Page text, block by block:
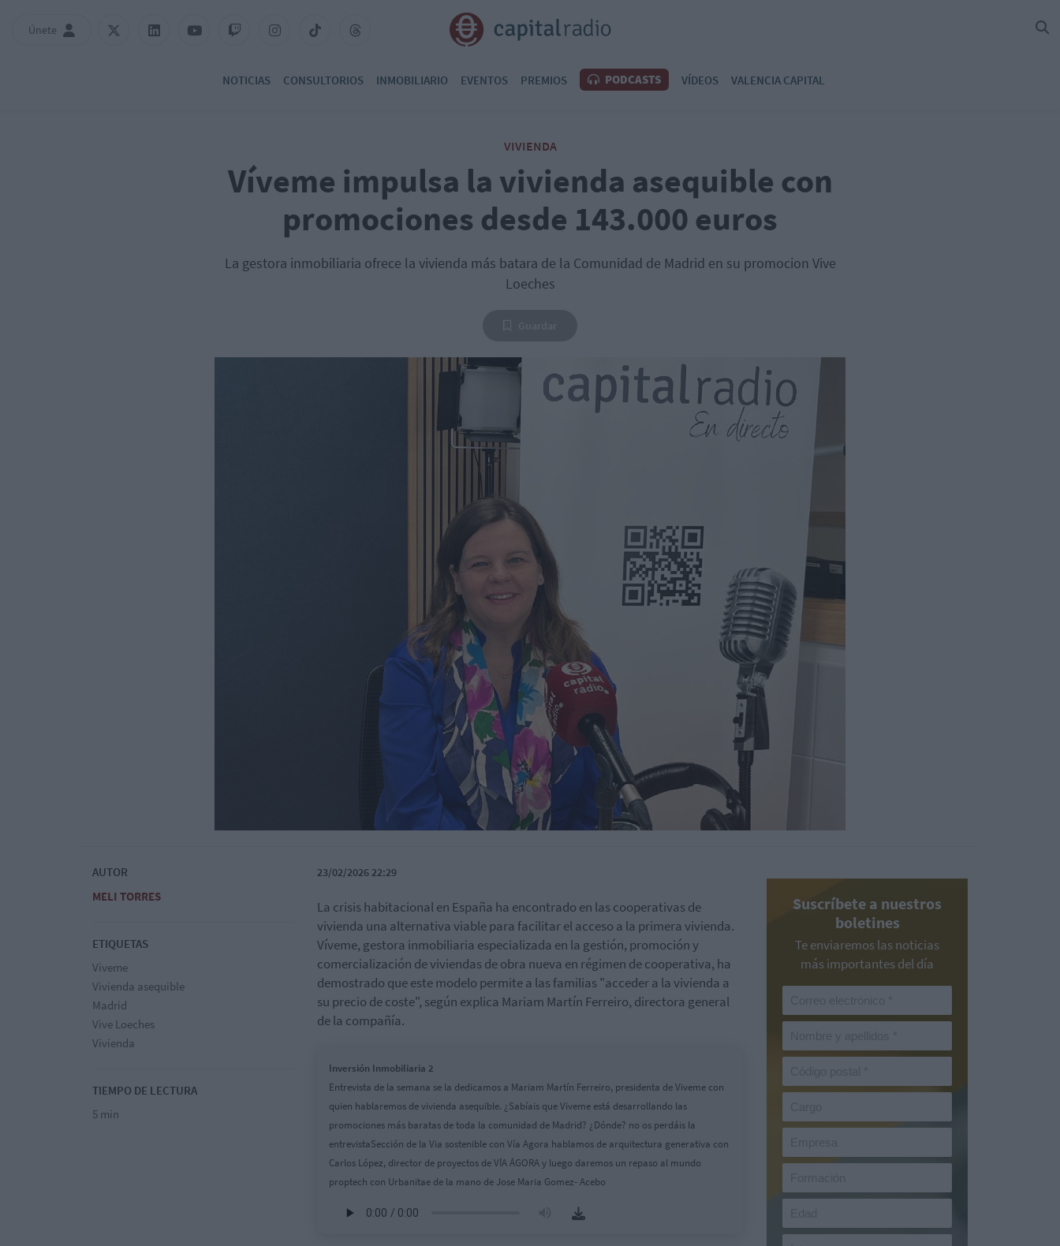
Únete
NOTICIAS CONSULTORIOS INMOBILIARIO EVENTOS PREMIOS PODCASTS VÍDEOS VALENCIA CAPITAL
VIVIENDA
Víveme impulsa la vivienda asequible con
promociones desde 143.000 euros
La gestora inmobiliaria ofrece la vivienda más batara de la Comunidad de Madrid en su promocion Vive
Loeches
AUTOR
MELI TORRES
ETIQUETAS
Viveme
Vivienda asequible
Madrid
Vive Loeches
Vivienda
TIEMPO DE LECTURA
5 min
23/02/2026 22:29
La crisis habitacional en España ha encontrado en las cooperativas de
vivienda una alternativa viable para facilitar el acceso a la primera vivienda.
Víveme, gestora inmobiliaria especializada en la gestión, promoción y
comercialización de viviendas de obra nueva en régimen de cooperativa, ha
demostrado que este modelo permite a las familias "acceder a la vivienda a
su precio de coste", según explica Mariam Martín Ferreiro, directora general
de la compañía.
Inversión Inmobiliaria 2
Entrevista de la semana se la dedicamos a Mariam Martín Ferreiro, presidenta de Viveme con
quien hablaremos de vivienda asequible. ¿Sabíais que Viveme está desarrollando las
promociones más baratas de toda la comunidad de Madrid? ¿Dónde? no os perdáis la
entrevistaSección de la Via sostenible con Vía Agora hablamos de arquitectura generativa con
Carlos López, director de proyectos de VÍA ÁGORA y luego daremos un repaso al mundo
proptech con Urbanitae de la mano de Jose Maria Gomez- Acebo
Suscríbete a nuestros
boletines
Te enviaremos las noticias
más importantes del día